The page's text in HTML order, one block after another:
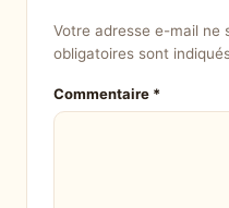
Votre adresse e-mail ne
obligatoires sont
Commentaire *